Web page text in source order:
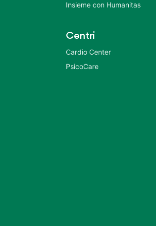
Insieme con Humanitas
Centri
Cardio Center
PsicoCare